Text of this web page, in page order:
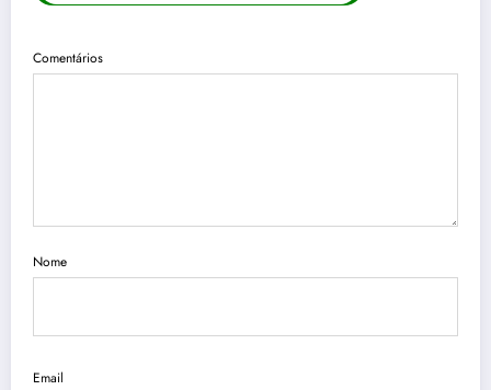
Comentários
Nome
Email